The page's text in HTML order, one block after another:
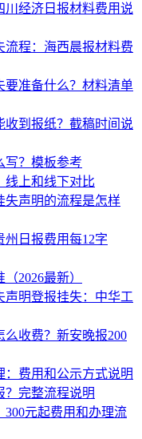
川经济日报材料费用说
流程：海西晨报材料费
要准备什么？材料清单
收到报纸？截稿时间说
写？模板参考
线上和线下对比
失声明的流程是怎样
日报费用每12字
2026最新）
声明登报挂失：中华工
收费？新安晚报200
费用和公示方式说明
？完整流程说明
元起费用和办理流